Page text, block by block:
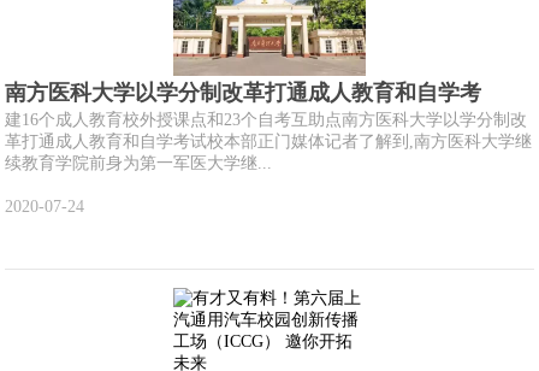
南方医科大学以学分制改革打通成人教育和自学考
建16个成人教育校外授课点和23个自考互助点南方医科大学以学分制改
革打通成人教育和自学考试校本部正门媒体记者了解到,南方医科大学继
续教育学院前身为第一军医大学继...
2020-07-24